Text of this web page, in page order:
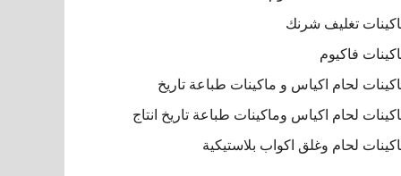
تغليف شرنك
فاكيوم
لحام اكياس و ماكينات طباعة تاريخ
لحام اكياس وماكينات طباعة تاريخ انتاج
لحام وغلق اكواب بلاستيكية